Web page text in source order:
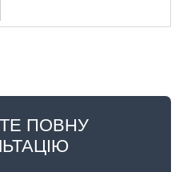
ПОВНУ